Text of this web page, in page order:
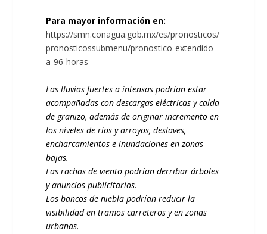
Para mayor información en:
https://smn.conagua.gob.mx/es/pronosticos/
pronosticossubmenu/pronostico-extendido-
a-96-horas
Las lluvias fuertes a intensas podrían estar
acompañadas con descargas eléctricas y caída
de granizo, además de originar incremento en
los niveles de ríos y arroyos, deslaves,
encharcamientos e inundaciones en zonas
bajas.
Las rachas de viento podrían derribar árboles
y anuncios publicitarios.
Los bancos de niebla podrían reducir la
visibilidad en tramos carreteros y en zonas
urbanas.